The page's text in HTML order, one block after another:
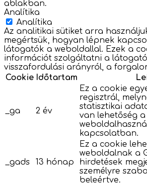
ablakban.
Analítika
Analítika
Az analitikai sütiket arra
megértsük, hogyan lépnek
látogatók a weboldallal. Ezek a
információt szolgáltatni a
visszafordulási arányról, a
Cookie Időtartam
_ga 2 év
Ez a cookie
regisztrál,
statisztikai
van lehetőség
kapcsolatban.
_gads 13 hónap
Ez a cookie
weboldalnak a
hirdetések
személyre
beleértve.